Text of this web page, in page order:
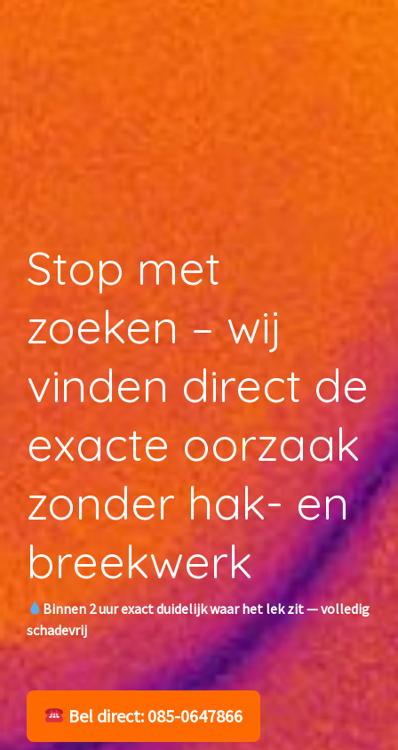
Stop met
zoeken – wij
vinden direct de
exacte oorzaak
zonder hak- en
breekwerk
Binnen 2 uur exact duidelijk waar het lek zit — volledig
schadevrij
Bel direct: 085-0647866